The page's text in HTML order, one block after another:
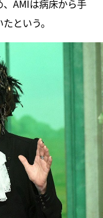
AMIは病床から手
という。